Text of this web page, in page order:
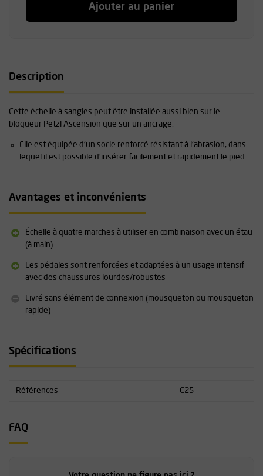
Ajouter au panier
Description
Cette échelle à sangles peut être installée aussi bien sur le
bloqueur Petzl Ascension que sur un ancrage.
Elle est équipée d'un socle renforcé résistant à l'abrasion, dans
lequel il est possible d'insérer facilement et rapidement le pied.
Avantages et inconvénients
Échelle à quatre marches à utiliser en combinaison avec un étau
(à main)
Les pédales sont renforcées et adaptées à un usage intensif
avec des chaussures lourdes/robustes
Livré sans élément de connexion (mousqueton ou mousqueton
rapide)
Spécifications
Références C25
FAQ